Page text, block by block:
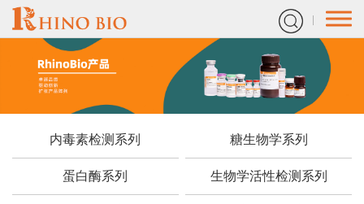
内毒素检测系列 糖生物学系列
蛋白酶系列 生物学活性检测系列